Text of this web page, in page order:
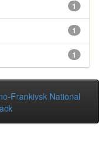
1
1
1
Frankivsk National